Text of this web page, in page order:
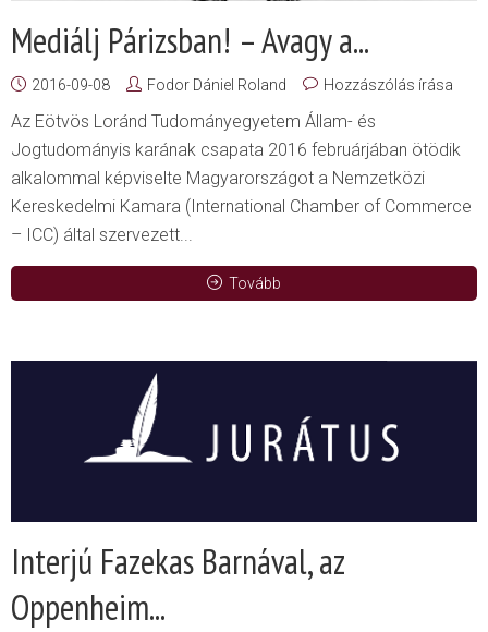
Mediálj Párizsban! – Avagy a...
2016-09-08 Fodor Dániel Roland Hozzászólás írása
Az Eötvös Loránd Tudományegyetem Állam- és
Jogtudományis karának csapata 2016 februárjában ötödik
alkalommal képviselte Magyarországot a Nemzetközi
Kereskedelmi Kamara (International Chamber of Commerce
– ICC) által szervezett...
Tovább
Interjú Fazekas Barnával, az
Oppenheim...